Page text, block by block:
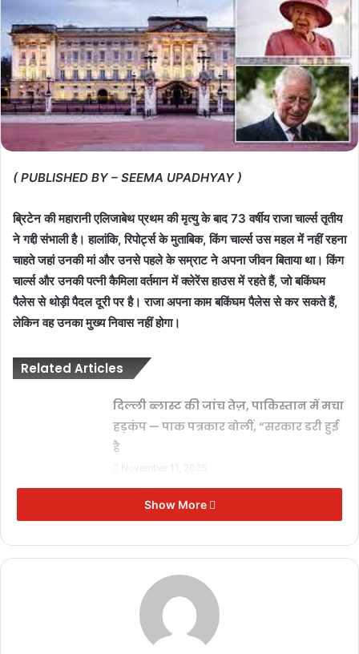
( PUBLISHED BY – SEEMA UPADHYAY )
ब्रिटेन की महारानी एलिजाबेथ प्रथम की मृत्यु के बाद 73 वर्षीय राजा चार्ल्स तृतीय
ने गद्दी संभाली है। हालांकि, रिपोर्ट्स के मुताबिक, किंग चार्ल्स उस महल में नहीं रहना
चाहते जहां उनकी मां और उनसे पहले के सम्राट ने अपना जीवन बिताया था। किंग
चार्ल्स और उनकी पत्नी कैमिला वर्तमान में क्लेरेंस हाउस में रहते हैं, जो बकिंघम
पैलेस से थोड़ी पैदल दूरी पर है। राजा अपना काम बकिंघम पैलेस से कर सकते हैं,
लेकिन वह उनका मुख्य निवास नहीं होगा।
Related Articles
दिल्ली ब्लास्ट की जांच तेज़, पाकिस्तान में मचा
हड़कंप — पाक पत्रकार बोलीं, “सरकार डरी हुई
है
तुर्की में परफ्यूम डिपो में भीषण आग, 6 लोगों
की मौत, 1 घायल
November 8, 2025
भारत की ये ‘केमिकल पावर’ बना रही रूसी
लड़ाकू विमानों को और खतरनाक
October 13, 2025
Show More